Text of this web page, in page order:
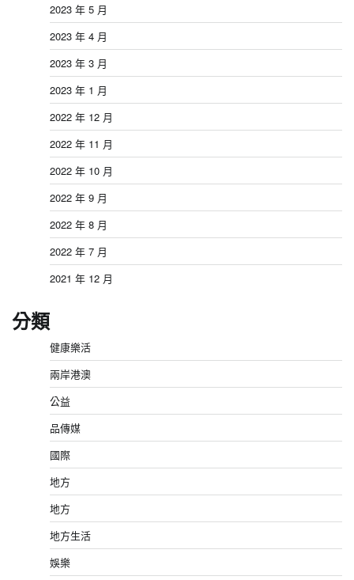
2023 年 5 月
2023 年 4 月
2023 年 3 月
2023 年 1 月
2022 年 12 月
2022 年 11 月
2022 年 10 月
2022 年 9 月
2022 年 8 月
2022 年 7 月
2021 年 12 月
分類
健康樂活
兩岸港澳
公益
品傳媒
國際
地方
地方
地方生活
娛樂